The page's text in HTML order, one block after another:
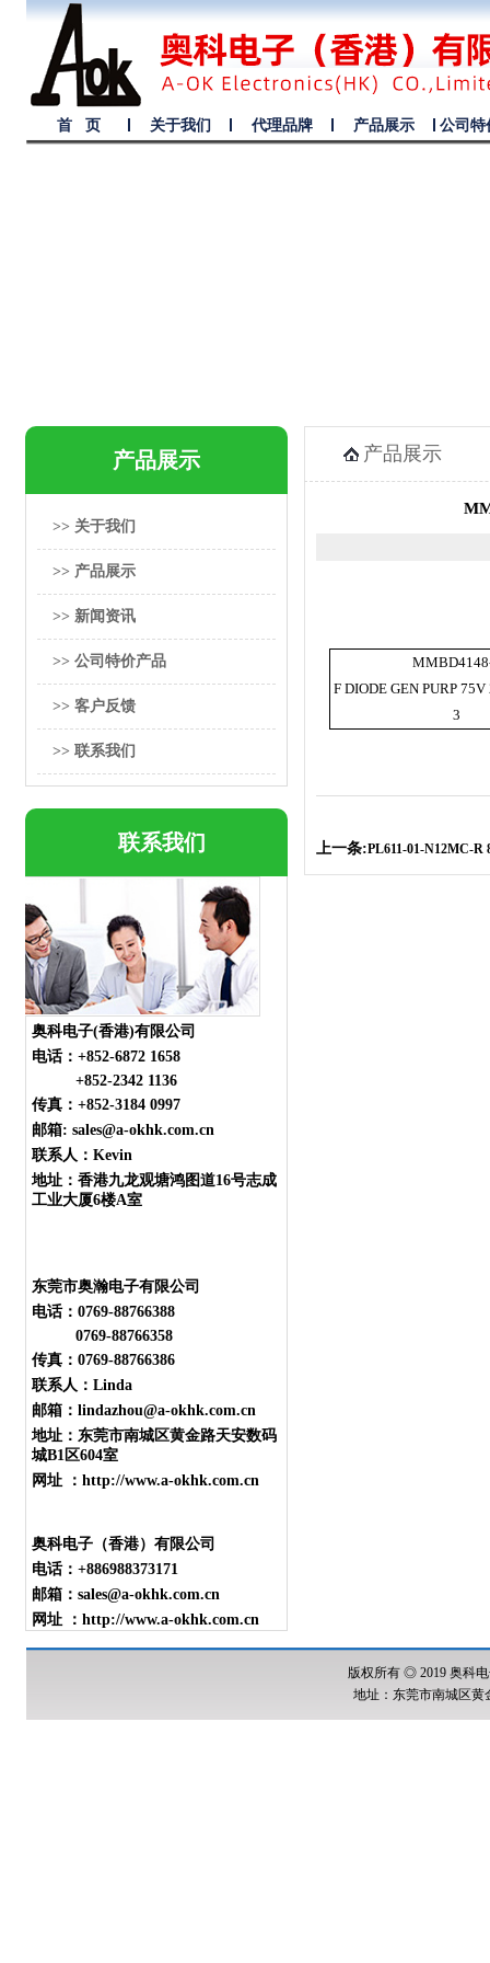
首 页 关于我们 代理品牌 产品展示 公司特
产品展示
>> 关于我们
>> 产品展示
>> 新闻资讯
>> 公司特价产品
>> 客户反馈
>> 联系我们
联系我们
奥科电子(香港)有限公司
电话： +852-6872 1658
+852-2342 1136
传真：+852-3184 0997
邮箱: sales@a-okhk.com.cn
联系人：Kevin
地址：香港九龙观塘鸿图道16号志成
工业大厦6楼A室
东莞市奥瀚电子有限公司
电话：0769-88766388
0769-88766358
传真：0769-88766386
联系人：Linda
邮箱：lindazhou@a-okhk.com.cn
地址：东莞市南城区黄金路天安数码
城B1区604室
网址 ：http://www.a-okhk.com.cn
奥科电子（香港）有限公司
电话：+886988373171
邮箱：sales@a-okhk.com.cn
网址 ：http://www.a-okhk.com.cn
产品展示
F DIODE GEN PURP
3
上一条:PL611-01-N12MC-R
版权所有 ◎ 2019 奥科
地址：东莞市南城区